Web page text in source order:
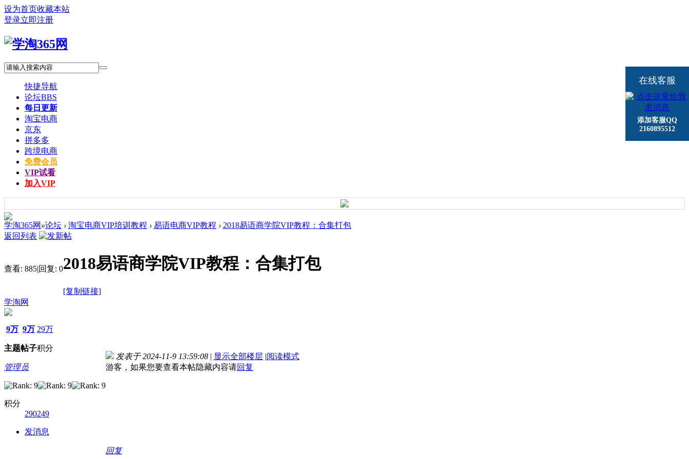
设为首页收藏本站
登录立即注册
快捷导航
论坛BBS
每日更新
淘宝电商
京东
拼多多
跨境电商
免费会员
VIP试看
加入VIP
学淘365网 »论坛 › 淘宝电商VIP培训教程 › 易语电商VIP教程 › 2018易语商学院VIP教程：合集打包
返回列表
查看: 885|回复: 02018易语商学院VIP教程：合集打包
[复制链接]
学淘网
9万
主题
9万
帖子
29万
积分
管理员
积分
290249
发消息
发表于 2024-11-9 13:59:08 | 显示全部楼层 |阅读模式
游客，如果您要查看本帖隐藏内容请回复
回复
在线客服
添加客服QQ
2160895512